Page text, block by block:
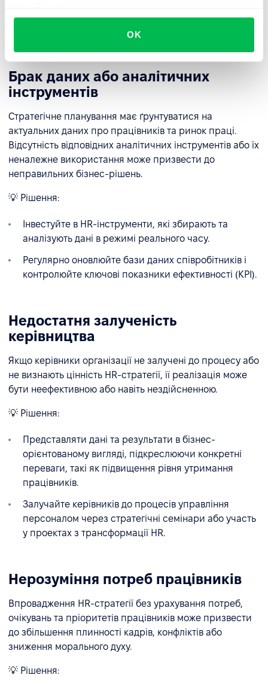
OK
Впроваджуйте зміни поступово, підтримуючи їх
спеціальними програмами навчання та підтримки.
Брак даних або аналітичних
інструментів
Стратегічне планування має ґрунтуватися на
актуальних даних про працівників та ринок праці.
Відсутність відповідних аналітичних інструментів або їх
неналежне використання може призвести до
неправильних бізнес-рішень.
💡 Рішення:
Інвестуйте в HR-інструменти, які збирають та
аналізують дані в режимі реального часу.
Регулярно оновлюйте бази даних співробітників і
контролюйте ключові показники ефективності (KPI).
Недостатня залученість
керівництва
Якщо керівники організації не залучені до процесу або
не визнають цінність HR-стратегії, її реалізація може
бути неефективною або навіть нездійсненною.
💡 Рішення:
Представляти дані та результати в бізнес-
орієнтованому вигляді, підкреслюючи конкретні
переваги, такі як підвищення рівня утримання
працівників.
Залучайте керівників до процесів управління
персоналом через стратегічні семінари або участь
у проектах з трансформації HR.
Нерозуміння потреб працівників
Впровадження HR-стратегії без урахування потреб,
очікувань та пріоритетів працівників може призвести
до збільшення плинності кадрів, конфліктів або
зниження морального духу.
💡 Рішення: